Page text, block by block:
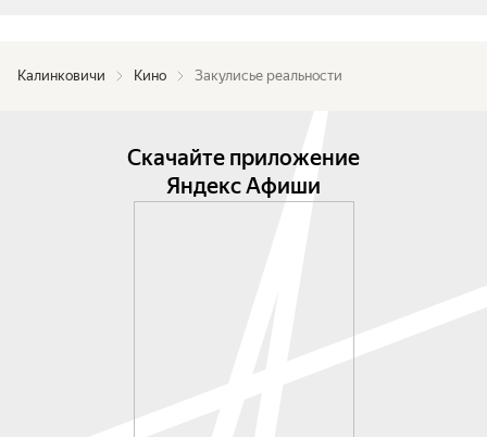
Калинковичи Кино Закулисье реальности
Скачайте приложение
Яндекс Афиши